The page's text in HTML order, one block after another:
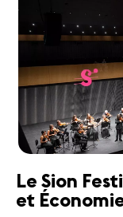
Le Sion
et